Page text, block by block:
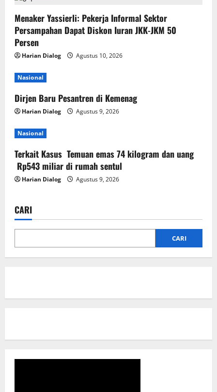
Menaker Yassierli: Pekerja Informal Sektor
Persampahan Dapat Diskon Iuran JKK-JKM 50
Persen
Harian Dialog Agustus 10, 2026
Nasional
Dirjen Baru Pesantren di Kemenag
Harian Dialog Agustus 9, 2026
Nasional
Terkait Kasus Temuan emas 74 kilogram dan uang
Rp543 miliar di rumah sentul
Harian Dialog Agustus 9, 2026
CARI
CARI